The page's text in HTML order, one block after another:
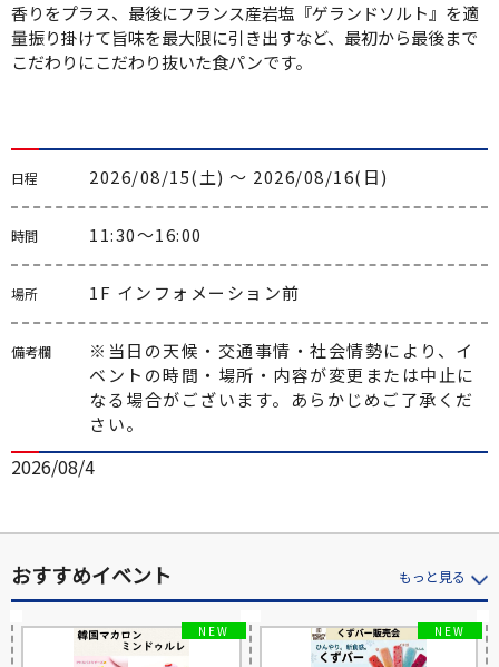
香りをプラス、最後にフランス産岩塩『ゲランドソルト』を適
量振り掛けて旨味を最大限に引き出すなど、最初から最後まで
こだわりにこだわり抜いた食パンです。
日程 2026/08/15(土) 〜 2026/08/16(日)
時間 11:30～16:00
場所 1F インフォメーション前
備考欄
※当日の天候・交通事情・社会情勢により、イ
ベントの時間・場所・内容が変更または中止に
なる場合がございます。あらかじめご了承くだ
さい。
2026/08/4
おすすめイベント もっと見る